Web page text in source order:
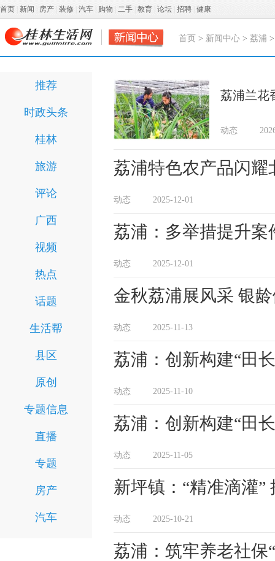
首页 新闻 房产 装修 汽车 购物 二手 教育 论坛 招聘 健康
首页 > 新闻中心 > 荔浦
推荐
时政头条
桂林
旅游
评论
广西
视频
热点
话题
生活帮
县区
原创
专题信息
直播
专题
房产
汽车
荔浦兰花
动态
荔浦特色农产品闪
动态 2025-12-01
荔浦：多举措提升案
动态 2025-12-01
金秋荔浦展风采 银
动态 2025-11-13
荔浦：创新构建“田
动态 2025-11-10
荔浦：创新构建“田
动态 2025-11-05
新坪镇：“精准滴灌
动态 2025-10-21
荔浦：筑牢养老社保